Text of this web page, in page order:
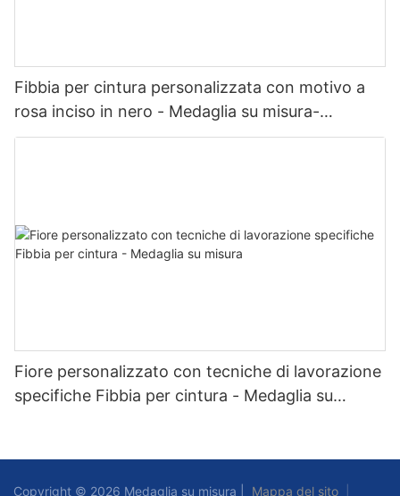
Fibbia per cintura personalizzata con motivo a
rosa inciso in nero - Medaglia su misura-
1734063725904848
Fiore personalizzato con tecniche di lavorazione
specifiche Fibbia per cintura - Medaglia su
Copyright © 2026 Medaglia su misura | Mappa del sito